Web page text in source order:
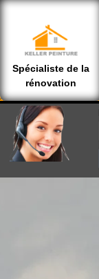
Spécialiste de la
rénovation